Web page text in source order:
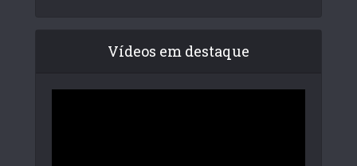
Vídeos em destaque